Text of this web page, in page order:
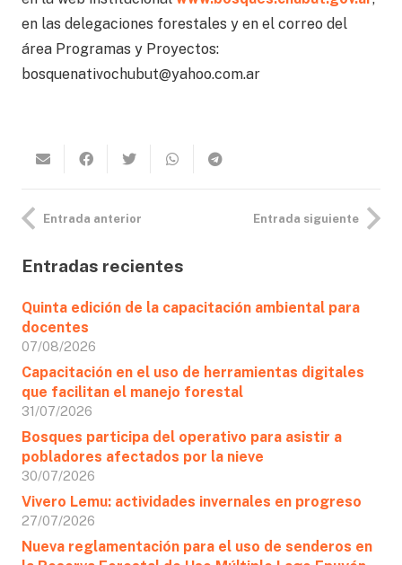
en las delegaciones forestales y en el correo del
área Programas y Proyectos:
bosquenativochubut@yahoo.com.ar
Entrada anterior Entrada siguiente
Entradas recientes
Quinta edición de la capacitación ambiental para
docentes
07/08/2026
Capacitación en el uso de herramientas digitales
que facilitan el manejo forestal
31/07/2026
Bosques participa del operativo para asistir a
pobladores afectados por la nieve
30/07/2026
Vivero Lemu: actividades invernales en progreso
27/07/2026
Nueva reglamentación para el uso de senderos en